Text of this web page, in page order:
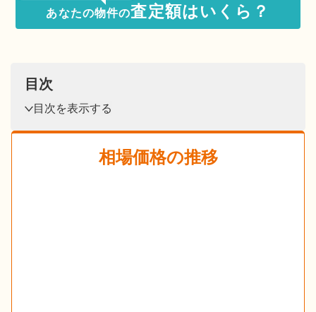
あなたの物件の査定額はいくら？
目次
目次を表示する
相場価格の推移